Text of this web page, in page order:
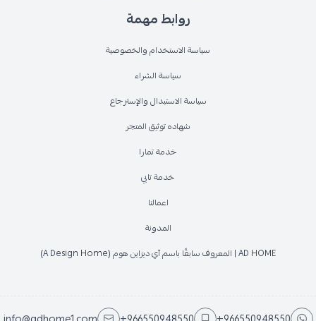
روابط مهمة
سياسة الاستخدام والخصوصية
سياسة الشراء
سياسة الاستبدال والإسترجاع
شهاده توثيق المتجر
خدمة تمارا
خدمة تابي
اعمالنا
المدونة
AD HOME | المعروف سابقًا باسم آي ديزاين هوم (A Design Home)